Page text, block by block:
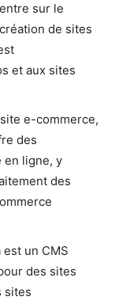
sur le
de sites
et aux sites
e-commerce,
des
en ligne, y
des
est un CMS
des sites
sites